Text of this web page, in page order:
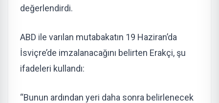
değerlendirdi.
ABD ile varılan mutabakatın 19 Haziran’da
İsviçre’de imzalanacağını belirten Erakçi, şu
ifadeleri kullandı:
“Bunun ardından yeri daha sonra belirlenecek